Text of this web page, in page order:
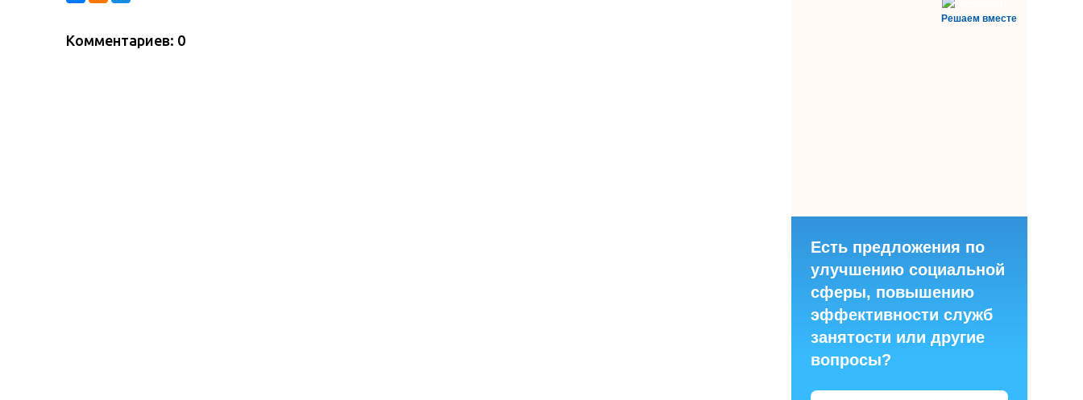
Комментариев: 0
Решаем вместе
Есть предложения по
улучшению социальной
сферы, повышению
эффективности служб
занятости или другие
вопросы?